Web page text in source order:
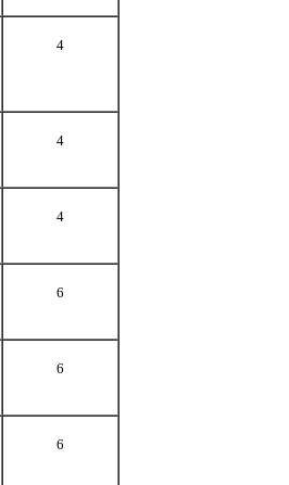
4
4
4
6
6
6